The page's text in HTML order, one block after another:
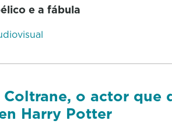
e a fábula
o actor que
Harry Potter